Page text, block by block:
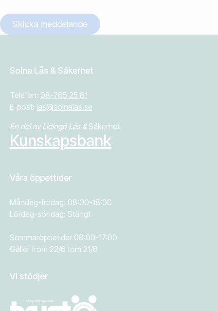
Solna Lås & Säkerhet
Telefon: 08-765 25 81
E-post: las@solnalas.se
En del avLidingö Lås & Säkerhet
Kunskapsbank
Våra öppettider
Måndag-fredag: 08:00-18:00
Lördag-söndag: Stängt
Sommaröppetider 08:00-17:00
Gäller from 22/6 tom 21/8
Vi stödjer